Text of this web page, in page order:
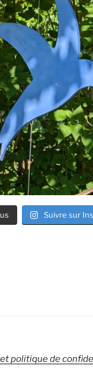
Suivre sur
politique de